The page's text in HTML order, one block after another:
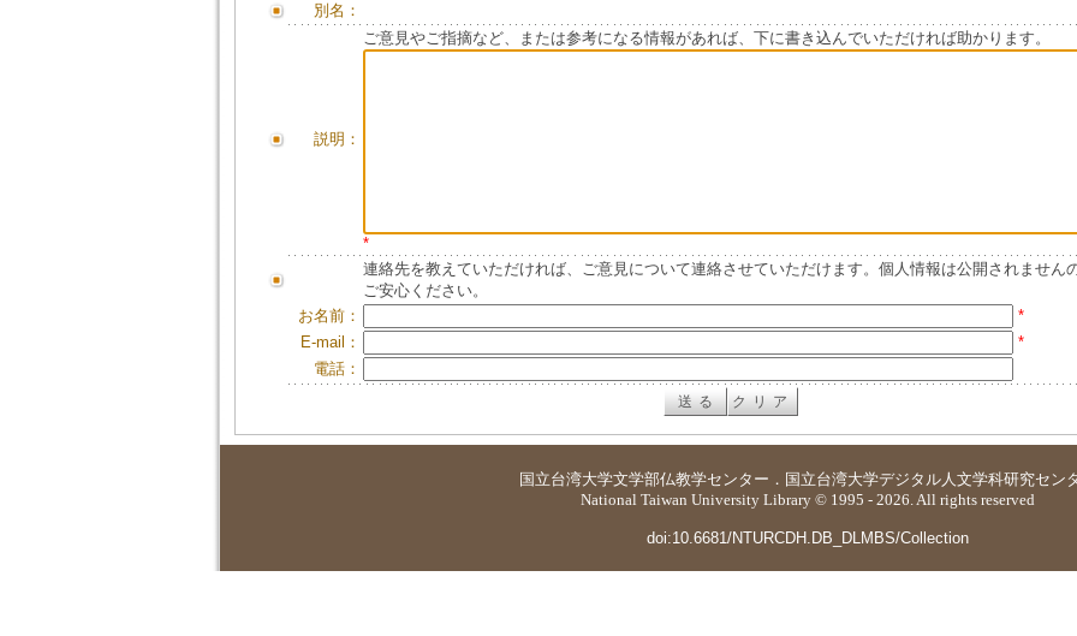
別名：
説明：
ご意見やご指摘など、または参考になる情報があれば、下に書き込んでいただければ助かります。
*
連絡先を教えていただければ、ご意見について連絡させていただけます。個人情報は公開されません
ご安心ください。
お名前：
*
E-mail：
*
電話：
国立台湾大学文学部仏教学センター ． 国立台湾大学デジタル人文学科研究セン
National Taiwan University Library © 1995 - 2026. All rights reserved
doi:10.6681/NTURCDH.DB_DLMBS/Collection